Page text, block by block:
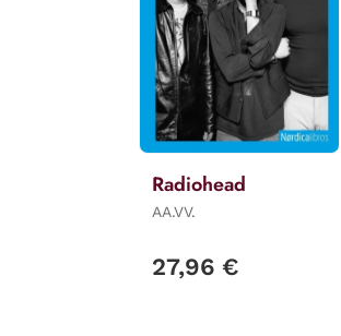
Radiohead
AA.VV.
27,96 €